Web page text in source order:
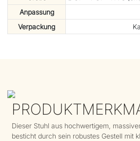
Anpassung
Verpackung
Dieser Stuhl aus hochwertigem,
besticht durch sein robustes Gestell mit